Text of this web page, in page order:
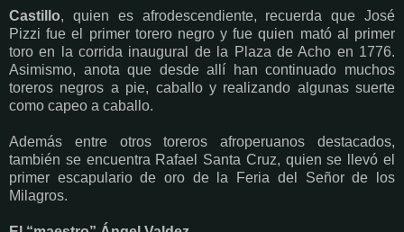
Castillo, quien es afrodescendiente, recuerda que José
Pizzi fue el primer torero negro y fue quien mató al primer
toro en la corrida inaugural de la Plaza de Acho en 1776.
Asimismo, anota que desde allí han continuado muchos
toreros negros a pie, caballo y realizando algunas suerte
como capeo a caballo.
Además entre otros toreros afroperuanos destacados,
también se encuentra Rafael Santa Cruz, quien se llevó el
primer escapulario de oro de la Feria del Señor de los
Milagros.